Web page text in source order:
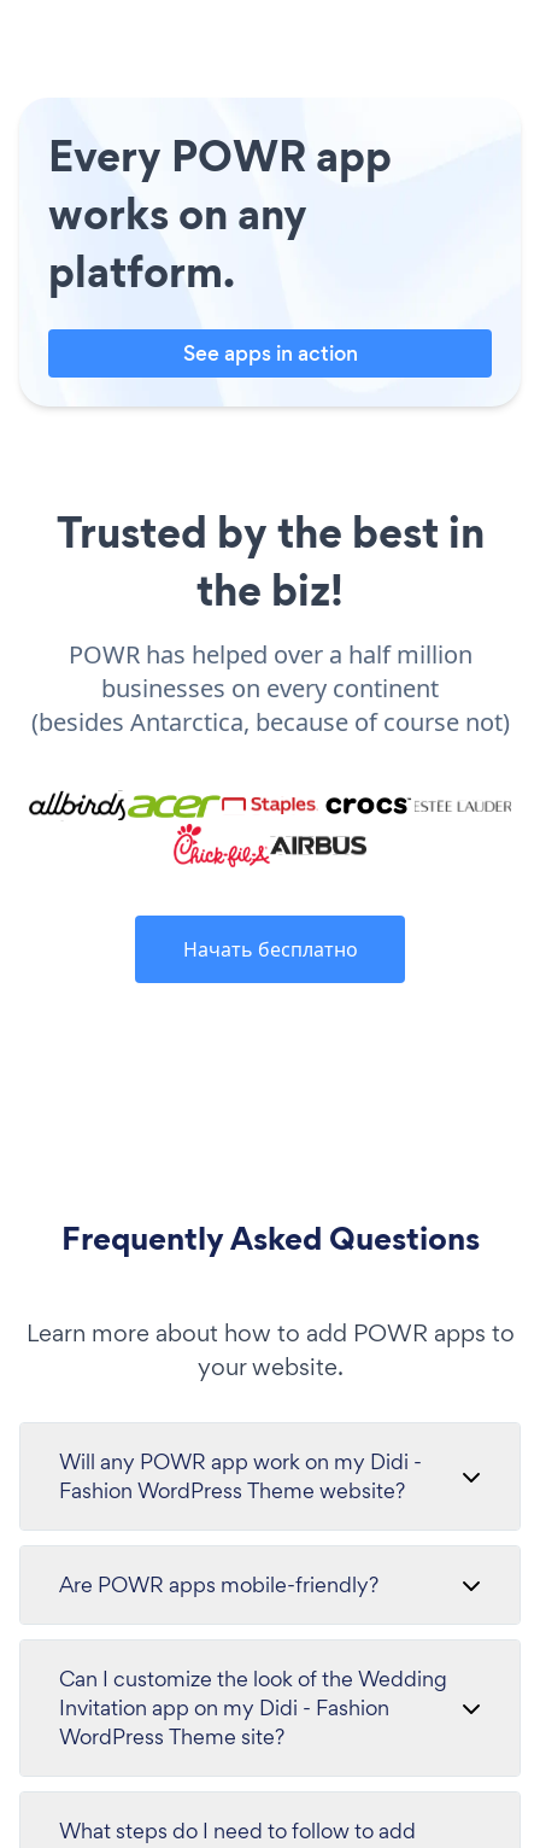
Every POWR app
works on any
platform.
See apps in action
Trusted by the best in
the biz!
POWR has helped over a half million
businesses on every continent
(besides Antarctica, because of course not)
Начать бесплатно
Frequently Asked Questions
Learn more about how to add POWR apps to
your website.
Will any POWR app work on my Didi -
Fashion WordPress Theme website?
Are POWR apps mobile-friendly?
Can I customize the look of the Wedding
Invitation app on my Didi - Fashion
WordPress Theme site?
What steps do I need to follow to add